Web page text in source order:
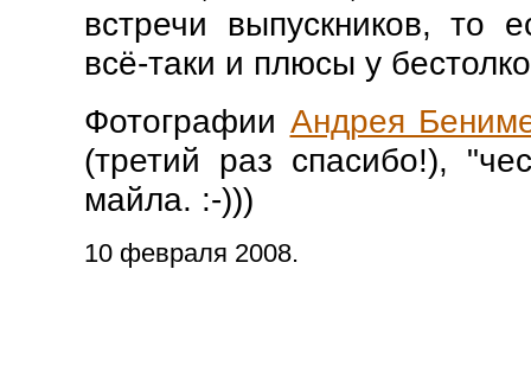
встречи выпускников, то
всё-таки и плюсы у
Фотографии Андрея
(третий раз спасибо!),
майла. :-)))
10 февраля 2008.